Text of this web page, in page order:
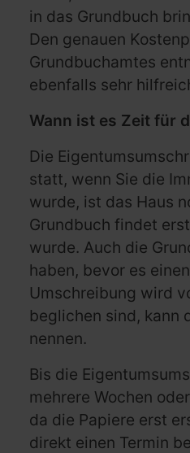
in das Grundbuch
Den genauen
Grundbuchamtes
ebenfalls sehr
Wann ist es Zeit für
Die
statt, wenn Sie die
wurde, ist das Haus
Grundbuch findet
wurde. Auch die
haben, bevor es
Umschreibung wird
beglichen sind, kann
nennen.
Bis die
mehrere Wochen
da die Papiere erst
direkt einen Termin